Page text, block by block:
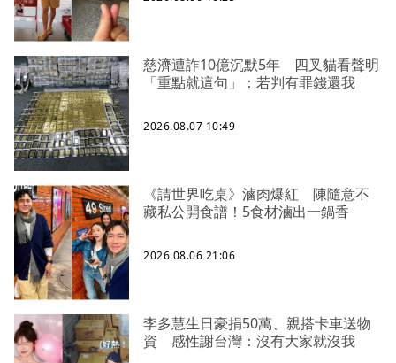
慈濟遭詐10億沉默5年 四叉貓看聲明
「重點就這句」：若判有罪錢還我
2026.08.07 10:49
《請世界吃桌》滷肉爆紅 陳隨意不
藏私公開食譜！5食材滷出一鍋香
2026.08.06 21:06
李多慧生日豪捐50萬、親搭卡車送物
資 感性謝台灣：沒有大家就沒我